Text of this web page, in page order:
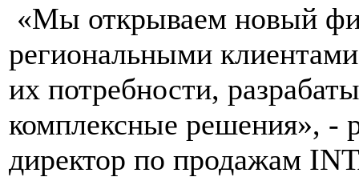
«Мы открываем новый
региональными
их потребности,
комплексные решения», -
директор по продажам